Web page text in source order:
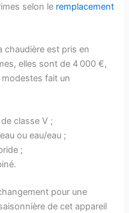
selon le remplacement
chaudière est pris en
elles sont de 4 000 €,
fait un
classe V ;
ou eau/eau ;
;
pour une
de cet appareil